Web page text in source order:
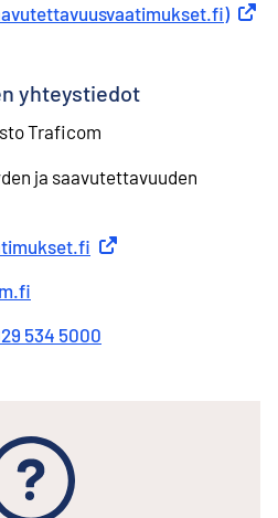
yhteystiedot
Traficom
ja saavutettavuuden
Ulkoinen linkki
534 5000